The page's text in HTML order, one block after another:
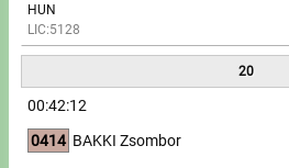
HUN
LIC:5128
20
00:42:12
0414 BAKKI Zsombor